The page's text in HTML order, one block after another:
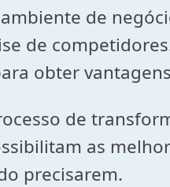
de
de
obter
de
as
precisarem.